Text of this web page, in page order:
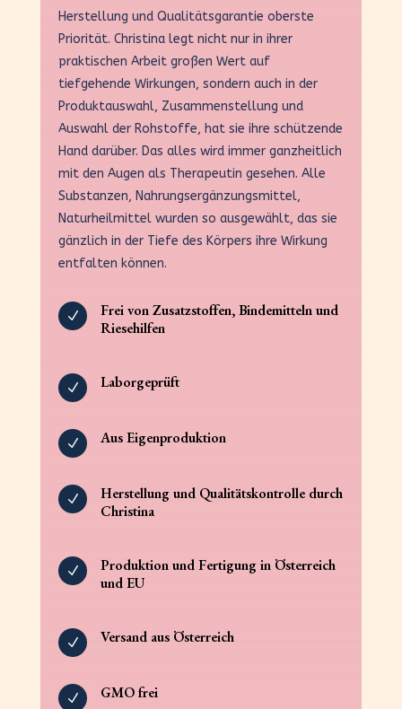
Herstellung und Qualitätsgarantie oberste
Priorität. Christina legt nicht nur in ihrer
praktischen Arbeit großen Wert auf
tiefgehende Wirkungen, sondern auch in der
Produktauswahl, Zusammenstellung und
Auswahl der Rohstoffe, hat sie ihre schützende
Hand darüber. Das alles wird immer ganzheitlich
mit den Augen als Therapeutin gesehen. Alle
Substanzen, Nahrungsergänzungsmittel,
Naturheilmittel wurden so ausgewählt, das sie
gänzlich in der Tiefe des Körpers ihre Wirkung
entfalten können.
N
Frei von Zusatzstoffen, Bindemitteln und
Riesehilfen
N Laborgeprüft
N Aus Eigenproduktion
N
Herstellung und Qualitätskontrolle durch
Christina
N
Produktion und Fertigung in Österreich
und EU
N Versand aus Österreich
N GMO frei